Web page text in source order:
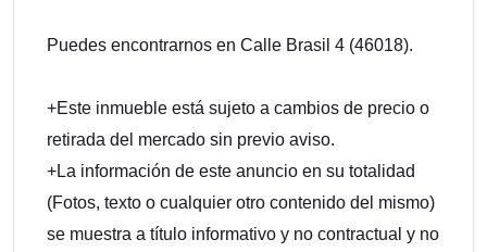
Puedes encontrarnos en Calle Brasil 4 (46018).
+Este inmueble está sujeto a cambios de precio o
retirada del mercado sin previo aviso.
+La información de este anuncio en su totalidad
(Fotos, texto o cualquier otro contenido del mismo)
se muestra a título informativo y no contractual y no